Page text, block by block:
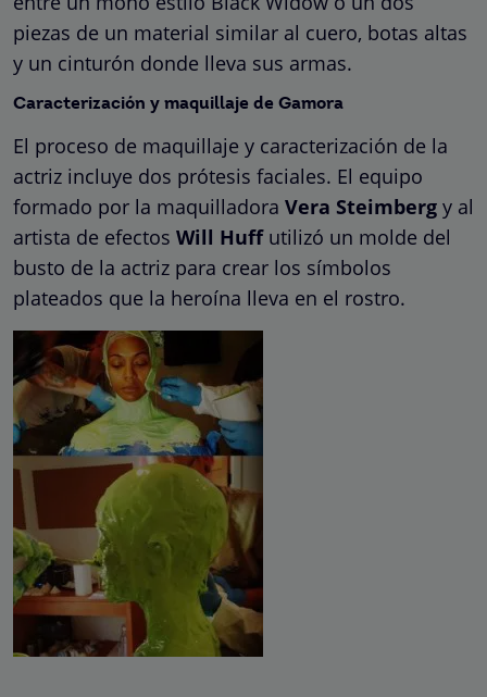
piezas de un material similar al cuero, botas altas
y un cinturón donde lleva sus armas.
Caracterización y maquillaje de Gamora
El proceso de maquillaje y caracterización de la
actriz incluye dos prótesis faciales. El equipo
formado por la maquilladora Vera Steimberg y al
artista de efectos Will Huffutilizó un molde del
busto de la actriz para crear los símbolos
plateados que la heroína lleva en el rostro.